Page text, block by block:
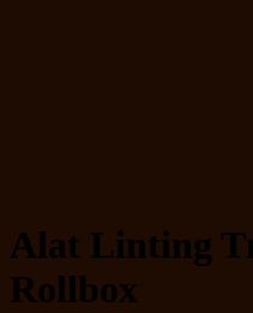
Alat Linting
Rollbox